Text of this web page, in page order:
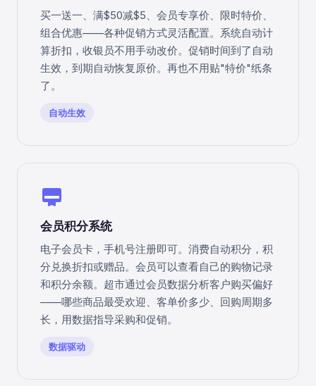
买一送一、满$50减$5、会员专享价、限时特价、
组合优惠——各种促销方式灵活配置。系统自动计
算折扣，收银员不用手动改价。促销时间到了自动
生效，到期自动恢复原价。再也不用贴"特价"纸条
了。
自动生效
card_membership
会员积分系统
电子会员卡，手机号注册即可。消费自动积分，积
分兑换折扣或赠品。会员可以查看自己的购物记录
和积分余额。超市通过会员数据分析客户购买偏好
——哪些商品最受欢迎、客单价多少、回购周期多
长，用数据指导采购和促销。
数据驱动